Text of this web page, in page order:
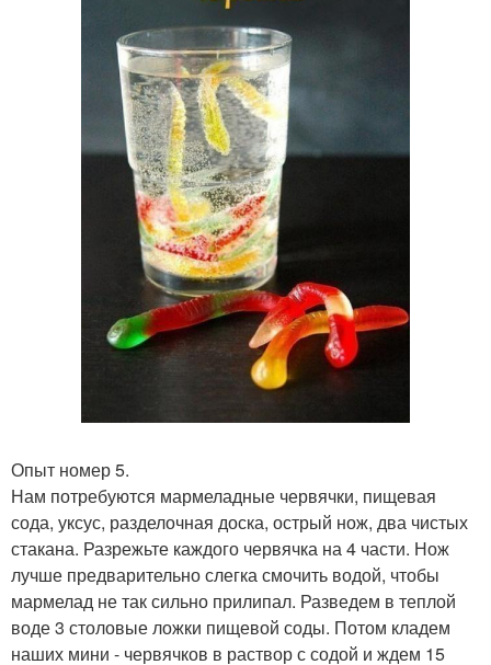
Опыт номер 5.
Нам потребуются мармеладные червячки, пищевая
сода, уксус, разделочная доска, острый нож, два чистых
стакана. Разрежьте каждого червячка на 4 части. Нож
лучше предварительно слегка смочить водой, чтобы
мармелад не так сильно прилипал. Разведем в теплой
воде 3 столовые ложки пищевой соды. Потом кладем
наших мини - червячков в раствор с содой и ждем 15